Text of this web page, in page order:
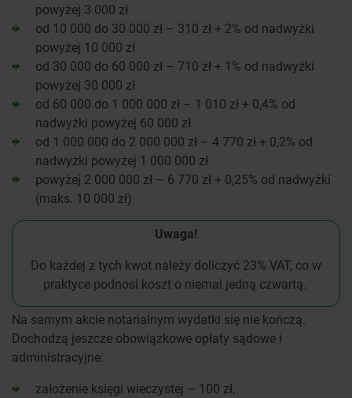
powyżej 3 000 zł
od 10 000 do 30 000 zł – 310 zł + 2% od nadwyżki
powyżej 10 000 zł
od 30 000 do 60 000 zł – 710 zł + 1% od nadwyżki
powyżej 30 000 zł
od 60 000 do 1 000 000 zł – 1 010 zł + 0,4% od
nadwyżki powyżej 60 000 zł
od 1 000 000 do 2 000 000 zł – 4 770 zł + 0,2% od
nadwyżki powyżej 1 000 000 zł
powyżej 2 000 000 zł – 6 770 zł + 0,25% od nadwyżki
(maks. 10 000 zł)
Uwaga!
Do każdej z tych kwot należy doliczyć 23% VAT, co w
praktyce podnosi koszt o niemal jedną czwartą.
Na samym akcie notarialnym wydatki się nie kończą.
Dochodzą jeszcze obowiązkowe opłaty sądowe i
administracyjne:
założenie księgi wieczystej – 100 zł,